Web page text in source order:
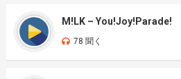
M!LK – You!Joy!Parade!
78 聞く